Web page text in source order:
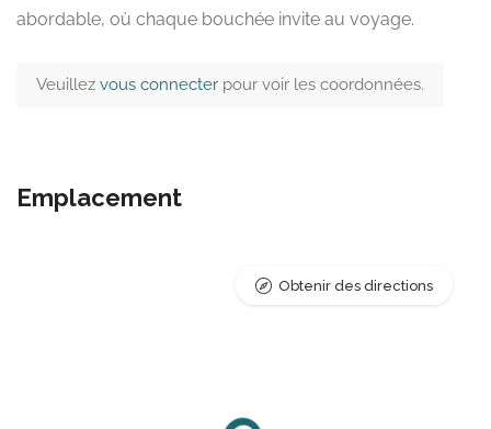
abordable, où chaque bouchée invite au voyage.
Veuillez vous connecter pour voir les coordonnées.
Emplacement
Obtenir des directions